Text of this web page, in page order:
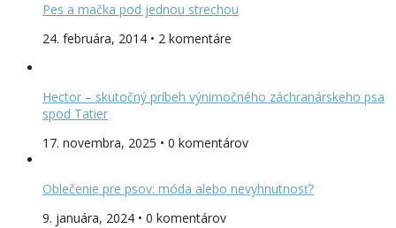
Pes a mačka pod jednou strechou
24. februára, 2014 • 2 komentáre
Hector – skutočný príbeh výnimočného záchranárskeho psa
spod Tatier
17. novembra, 2025 • 0 komentárov
Oblečenie pre psov: móda alebo nevyhnutnosť?
9. januára, 2024 • 0 komentárov